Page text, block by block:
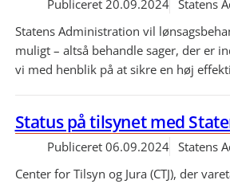
Publiceret 20.09.2024 Statens
Statens Administration vil
muligt – altså behandle sager, der er
vi med henblik på at sikre en høj
Status på tilsynet med
Publiceret 06.09.2024 Statens
Center for Tilsyn og Jura (CTJ), der